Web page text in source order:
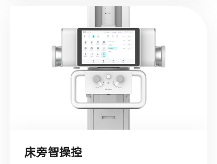
床旁智操控